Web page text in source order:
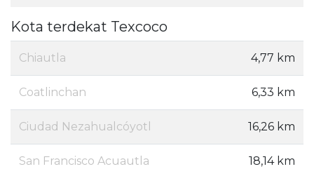
Kota terdekat Texcoco
Chiautla 4,77 km
Coatlinchan 6,33 km
Ciudad Nezahualcóyotl 16,26 km
San Francisco Acuautla 18,14 km